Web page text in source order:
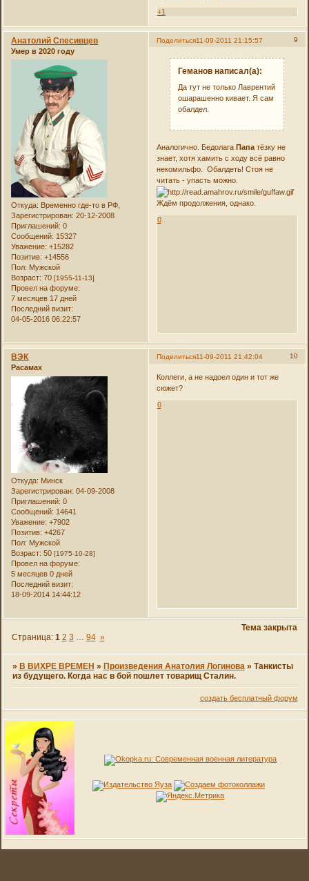
+1
Поделиться 9
11-09-2011 21:15:57
Анатолий Спесивцев
Умер в 2020 году
Откуда: Временно где-то в РФ,
Зарегистрирован: 20-12-2008
Приглашений: 0
Сообщений: 15327
Уважение: +15282
Позитив: +14556
Пол: Мужской
Возраст: 70[1955-11-13]
Провел на форуме:
7 месяцев 17 дней
Последний визит:
04-05-2016 06:22:57
Геманов написал(а):
Да тут не только Лаврентий
ошарашенно кивает. Я сам
обалдел.
Аналогично. Бедолага Папатёзку не
знает, хотя хамить с ходу всё равно
некомильфо. Обалдеть! Стоя не
читать - упасть можно.
Ждём продолжения, однако.
0
Поделиться 10
11-09-2011 21:42:04
ВЭК
Расамах
Откуда: Минск
Зарегистрирован: 04-09-2008
Приглашений: 0
Сообщений: 14641
Уважение: +7902
Позитив: +4267
Пол: Мужской
Возраст: 50[1975-10-28]
Провел на форуме:
5 месяцев 0 дней
Последний визит:
18-09-2014 14:44:12
Коллеги, а не надоел один и тот же
сюжет?
0
Тема закрыта
Страница: 1 2 3 … 94 »
» В ВИХРЕ ВРЕМЕН » Произведения Анатолия Логинова » Танкисты
из будущего. Когда нас в бой пошлет товарищ Сталин.
создать бесплатный форум